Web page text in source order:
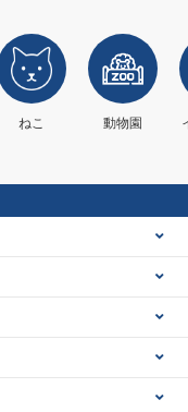
ねこ 動物園